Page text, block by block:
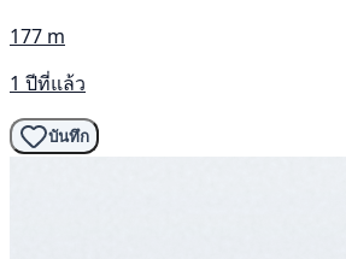
177 m
1 ปีที่แล้ว
บันทึก